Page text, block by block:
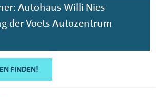
Autohaus Willi Nies
der Voets Autozentrum
FINDEN!